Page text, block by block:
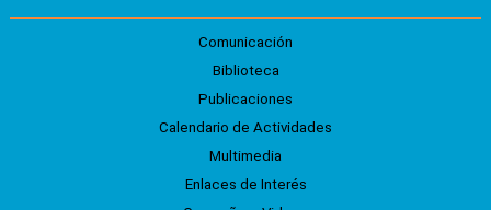
Comunicación
Biblioteca
Publicaciones
Calendario de Actividades
Multimedia
Enlaces de Interés